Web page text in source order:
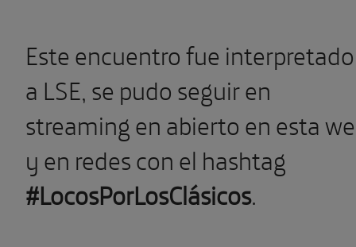
Este encuentro fue interpretado
a LSE, se pudo seguir en
streaming en abierto en esta
y en redes con el hashtag
#LocosPorLosClásicos.